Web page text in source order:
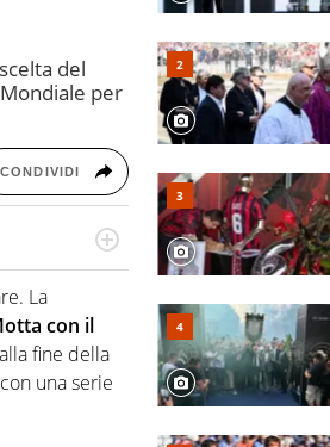
del
per
CONDIVIDI
la capacità
La
con il
fine della
una serie